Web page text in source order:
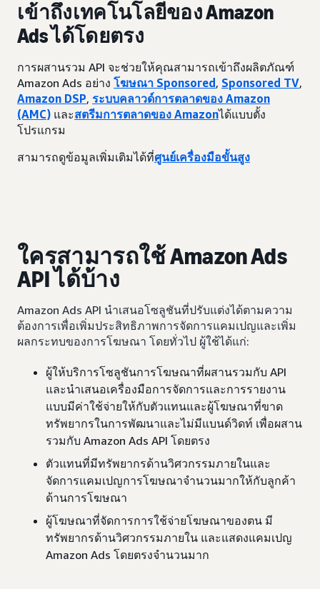
เข้าถึงเทคโนโลยีของ Amazon
Ads ได้โดยตรง
การผสานรวม API จะช่วยให้คุณสามารถเข้าถึงผลิตภัณฑ์
Amazon Ads อย่าง โฆษณา Sponsored , Sponsored TV,
Amazon DSP, ระบบคลาวด์การตลาดของ Amazon
(AMC) และสตรีมการตลาดของ Amazonได้แบบตั้ง
โปรแกรม
สามารถดูข้อมูลเพิ่มเติมได้ที่ศูนย์เครื่องมือขั้นสูง
ใครสามารถใช้ Amazon Ads
API ได้บ้าง
Amazon Ads API นำเสนอโซลูชันที่ปรับแต่งได้ตามความ
ต้องการเพื่อเพิ่มประสิทธิภาพการจัดการแคมเปญและเพิ่ม
ผลกระทบของการโฆษณา โดยทั่วไป ผู้ใช้ได้แก่:
ผู้ให้บริการโซลูชันการโฆษณาที่ผสานรวมกับ API
และนำเสนอเครื่องมือการจัดการและการรายงาน
แบบมีค่าใช้จ่ายให้กับตัวแทนและผู้โฆษณาที่ขาด
ทรัพยากรในการพัฒนาและไม่มีแบนด์วิดท์ เพื่อผสาน
รวมกับ Amazon Ads API โดยตรง
ตัวแทนที่มีทรัพยากรด้านวิศวกรรมภายในและ
จัดการแคมเปญการโฆษณาจำนวนมากให้กับลูกค้า
ด้านการโฆษณา
ผู้โฆษณาที่จัดการการใช้จ่ายโฆษณาของตน มี
ทรัพยากรด้านวิศวกรรมภายใน และแสดงแคมเปญ
Amazon Ads โดยตรงจำนวนมาก